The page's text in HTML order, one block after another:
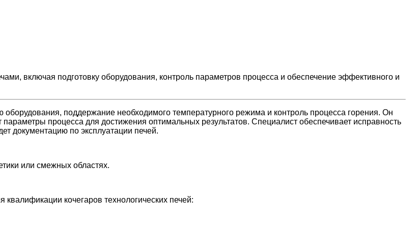
включая подготовку оборудования, контроль параметров процесса и обеспечение эффективного и
оборудования, поддержание необходимого температурного режима и контроль процесса горения. Он
процесса для достижения оптимальных результатов. Специалист обеспечивает исправность
документацию по эксплуатации печей.
или смежных областях.
кочегаров технологических печей: